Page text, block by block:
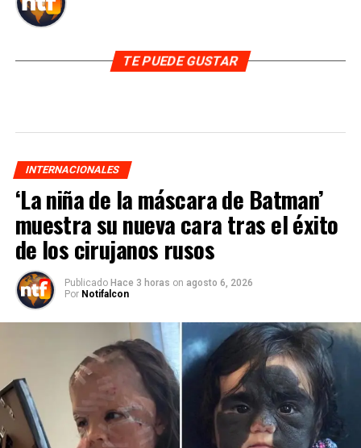
TE PUEDE GUSTAR
INTERNACIONALES
‘La niña de la máscara de Batman’
muestra su nueva cara tras el éxito
de los cirujanos rusos
Publicado Hace 3 horas on agosto 6, 2026
Por Notifalcon